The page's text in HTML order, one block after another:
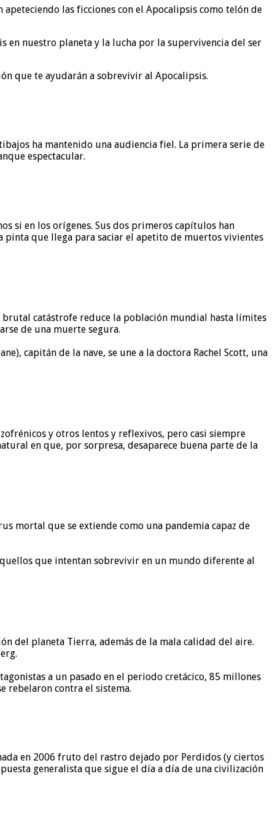
las ficciones con el Apocalipsis como telón de
en nuestro planeta y la lucha por la supervivencia del ser
que te ayudarán a sobrevivir al Apocalipsis.
ha mantenido una audiencia fiel. La primera serie de
espectacular.
si en los orígenes. Sus dos primeros capítulos han
que llega para saciar el apetito de muertos vivientes
brutal catástrofe reduce la población mundial hasta límites
de una muerte segura.
capitán de la nave, se une a la doctora Rachel Scott, una
y otros lentos y reflexivos, pero casi siempre
en que, por sorpresa, desaparece buena parte de la
mortal que se extiende como una pandemia capaz de
que intentan sobrevivir en un mundo diferente al
del planeta Tierra, además de la mala calidad del aire.
a un pasado en el periodo cretácico, 85 millones
rebelaron contra el sistema.
en 2006 fruto del rastro dejado por Perdidos (y ciertos
generalista que sigue el día a día de una civilización